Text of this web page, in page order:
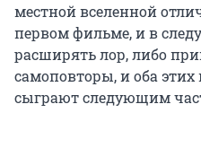
местной вселенной
первом фильме, и в
расширять лор, либо
самоповторы, и оба
сыграют следующим